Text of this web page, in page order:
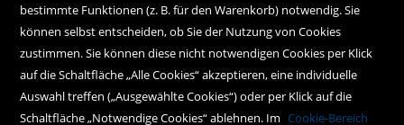
Kontakt
Social Media
bestimmte Funktionen (z. B. für den Warenkorb) notwendig. Sie
können selbst entscheiden, ob Sie der Nutzung von Cookies
zustimmen. Sie können diese nicht notwendigen Cookies per Klick
auf die Schaltfläche „Alle Cookies“ akzeptieren, eine individuelle
Auswahl treffen („Ausgewählte Cookies“) oder per Klick auf die
Schaltfläche „Notwendige Cookies“ ablehnen. Im Cookie-Bereich